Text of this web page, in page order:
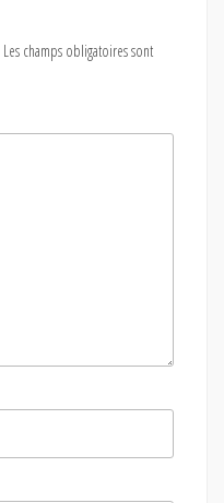
Les champs obligatoires sont